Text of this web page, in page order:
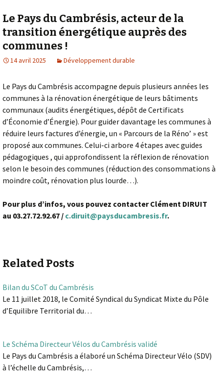
Le Pays du Cambrésis, acteur de la
transition énergétique auprès des
communes !
14 avril 2025 Développement durable
Le Pays du Cambrésis accompagne depuis plusieurs années les
communes à la rénovation énergétique de leurs bâtiments
communaux (audits énergétiques, dépôt de Certificats
d’Économie d’Énergie). Pour guider davantage les communes à
réduire leurs factures d’énergie, un « Parcours de la Réno’ » est
proposé aux communes. Celui-ci arbore 4 étapes avec guides
pédagogiques , qui approfondissent la réflexion de rénovation
selon le besoin des communes (réduction des consommations à
moindre coût, rénovation plus lourde…).
Pour plus d’infos, vous pouvez contacter Clément DIRUIT
au 03.27.72.92.67 / c.diruit@paysducambresis.fr.
Related Posts
Bilan du SCoT du Cambrésis
Le 11 juillet 2018, le Comité Syndical du Syndicat Mixte du Pôle
d’Equilibre Territorial du…
Le Schéma Directeur Vélos du Cambrésis validé
Le Pays du Cambrésis a élaboré un Schéma Directeur Vélo (SDV)
à l’échelle du Cambrésis,…